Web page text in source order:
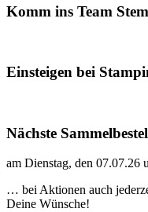
Komm ins Team
Einsteigen bei
Nächste
am Dienstag, den 07.07.26
… bei Aktionen auch
Deine Wünsche!